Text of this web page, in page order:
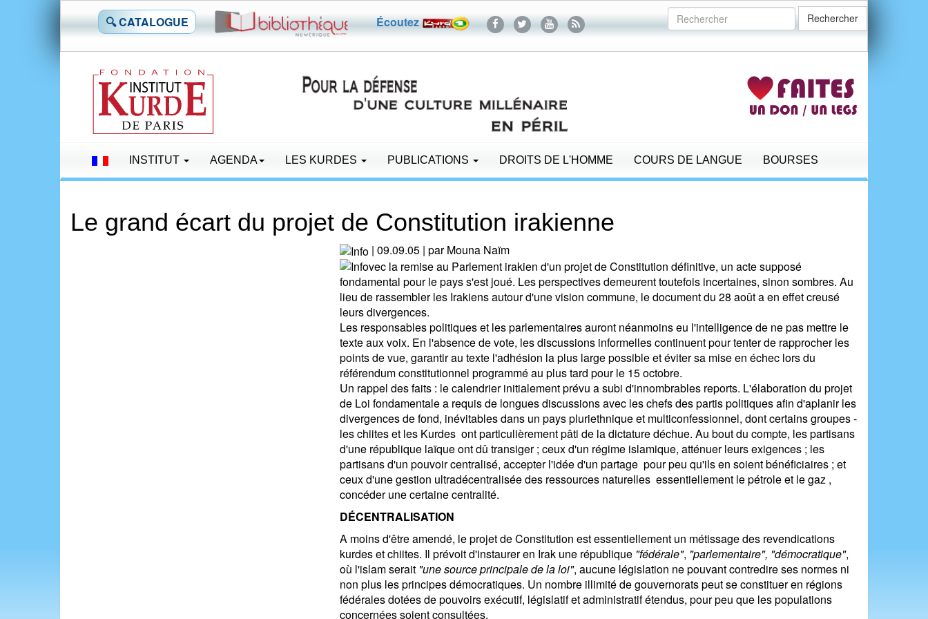
🔍 CATALOGUE Écoutez Rechercher
INSTITUT AGENDA LES KURDES PUBLICATIONS DROITS DE L'HOMME COURS DE LANGUE BOURSES
Le grand écart du projet de Constitution irakienne
| 09.09.05 | par Mouna Naïm
vec la remise au Parlement irakien d'un projet de Constitution définitive, un acte supposé
fondamental pour le pays s'est joué. Les perspectives demeurent toutefois incertaines, sinon sombres. Au
lieu de rassembler les Irakiens autour d'une vision commune, le document du 28 août a en effet creusé
leurs divergences.
Les responsables politiques et les parlementaires auront néanmoins eu l'intelligence de ne pas mettre le
texte aux voix. En l'absence de vote, les discussions informelles continuent pour tenter de rapprocher les
points de vue, garantir au texte l'adhésion la plus large possible et éviter sa mise en échec lors du
référendum constitutionnel programmé au plus tard pour le 15 octobre.
Un rappel des faits : le calendrier initialement prévu a subi d'innombrables reports. L'élaboration du projet
de Loi fondamentale a requis de longues discussions avec les chefs des partis politiques afin d'aplanir les
divergences de fond, inévitables dans un pays pluriethnique et multiconfessionnel, dont certains groupes ­
les chiites et les Kurdes ­ ont particulièrement pâti de la dictature déchue. Au bout du compte, les partisans
d'une république laïque ont dû transiger ; ceux d'un régime islamique, atténuer leurs exigences ; les
partisans d'un pouvoir centralisé, accepter l'idée d'un partage ­ pour peu qu'ils en soient bénéficiaires ; et
ceux d'une gestion ultradécentralisée des ressources naturelles ­ essentiellement le pétrole et le gaz ­,
concéder une certaine centralité.
DÉCENTRALISATION
A moins d'être amendé, le projet de Constitution est essentiellement un métissage des revendications
kurdes et chiites. Il prévoit d'instaurer en Irak une république "fédérale", "parlementaire", "démocratique",
où l'islam serait "une source principale de la loi", aucune législation ne pouvant contredire ses normes ni
non plus les principes démocratiques. Un nombre illimité de gouvernorats peut se constituer en régions
fédérales dotées de pouvoirs exécutif, législatif et administratif étendus, pour peu que les populations
concernées soient consultées.